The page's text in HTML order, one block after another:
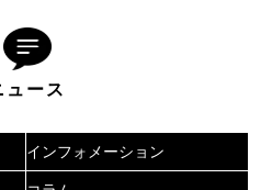
ュース
インフォメーション